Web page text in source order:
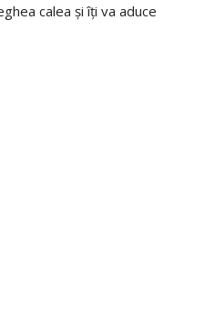
calea și îți va aduce